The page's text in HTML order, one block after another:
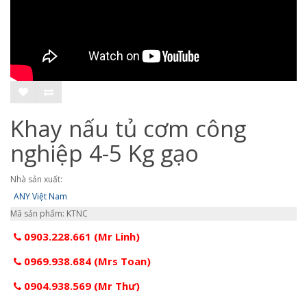
Khay nấu tủ cơm công
nghiệp 4-5 Kg gạo
Nhà sản xuất:
ANY Việt Nam
Mã sản phẩm: KTNC
0903.228.661 (Mr Linh)
0969.938.684 (Mrs Toan)
0904.938.569 (Mr Thư)